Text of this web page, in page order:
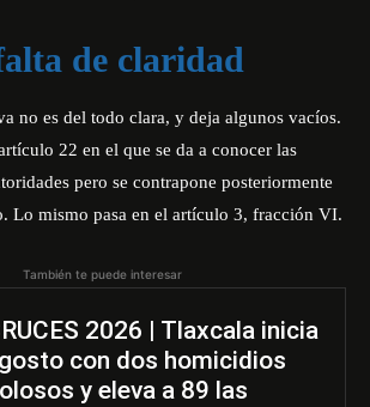
de claridad
no es del todo clara, y deja algunos vacíos.
22 en el que se da a conocer las
pero se contrapone posteriormente
Lo mismo pasa en el artículo 3, fracción VI.
También te puede interesar
2026 | Tlaxcala inicia
con dos homicidios
y eleva a 89 las